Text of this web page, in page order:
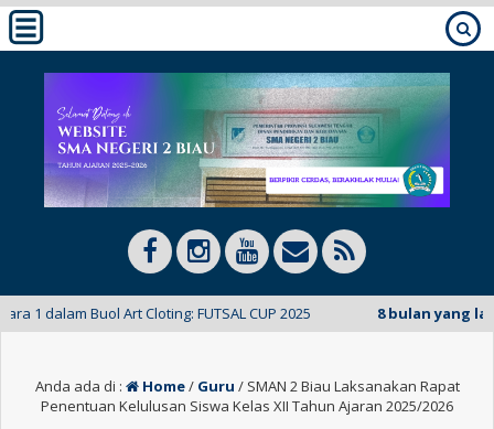
Art Cloting: FUTSAL CUP 2025 8 bulan yang lalu/ Selamat
Anda ada di : Home/ Guru / SMAN 2 Biau Laksanakan Rapat
Penentuan Kelulusan Siswa Kelas XII Tahun Ajaran 2025/2026